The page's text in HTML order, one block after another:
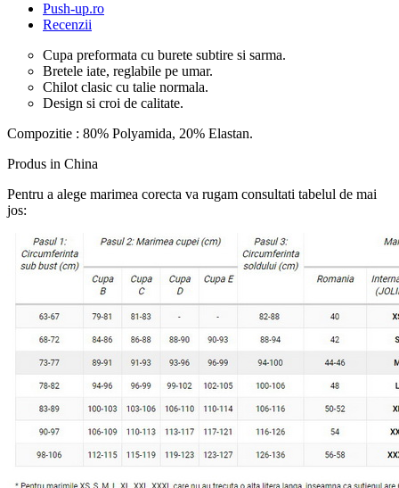
Push-up.ro
Recenzii
Cupa preformata cu burete subtire si sarma.
Bretele iate, reglabile pe umar.
Chilot clasic cu talie normala.
Design si croi de calitate.
Compozitie : 80% Polyamida, 20% Elastan.
Produs in China
Pentru a alege marimea corecta va rugam consultati tabelul de mai
jos: